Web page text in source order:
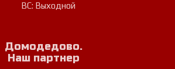
ВС: Выходной
Домодедово.
Наш партнер